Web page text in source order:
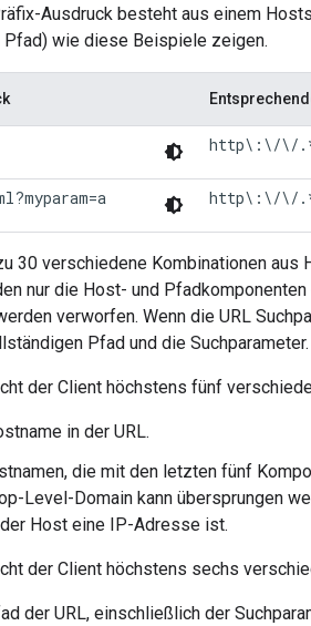
Ausdruck besteht aus einem
wie diese Beispiele zeigen.
http\:\/\/
http\:\/\/
30 verschiedene Kombinationen
nur die Host- und
verworfen. Wenn die URL
Pfad und die Suchparameter.
der Client höchstens fünf
in der URL.
die mit den letzten fünf
Level-Domain kann übersprungen
Host eine IP-Adresse ist.
der Client höchstens sechs
der URL, einschließlich der